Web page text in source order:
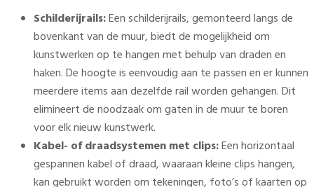
Schilderijrails:Een schilderijrails, gemonteerd langs de
bovenkant van de muur, biedt de mogelijkheid om
kunstwerken op te hangen met behulp van draden en
haken. De hoogte is eenvoudig aan te passen en er kunnen
meerdere items aan dezelfde rail worden gehangen. Dit
elimineert de noodzaak om gaten in de muur te boren
voor elk nieuw kunstwerk.
Kabel- of draadsystemen met clips:Een horizontaal
gespannen kabel of draad, waaraan kleine clips hangen,
kan gebruikt worden om tekeningen, foto’s of kaarten op